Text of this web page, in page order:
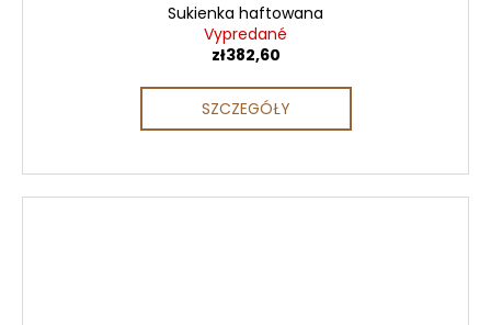
Sukienka haftowana
Vypredané
zł382,60
SZCZEGÓŁY